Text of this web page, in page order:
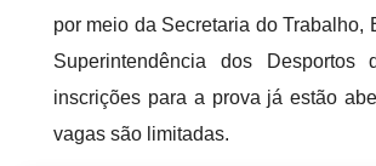
por meio da Secretaria do Trabalho,
Superintendência dos
inscrições para a prova já estão
vagas são limitadas.